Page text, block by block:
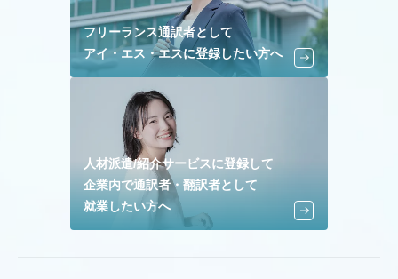
フリーランス通訳者として
アイ・エス・エスに登録したい方へ
人材派遣/紹介サービスに登録して
企業内で通訳者・翻訳者として
就業したい方へ